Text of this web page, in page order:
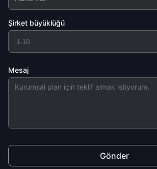
Şirket büyüklüğü
Mesaj
Gönder